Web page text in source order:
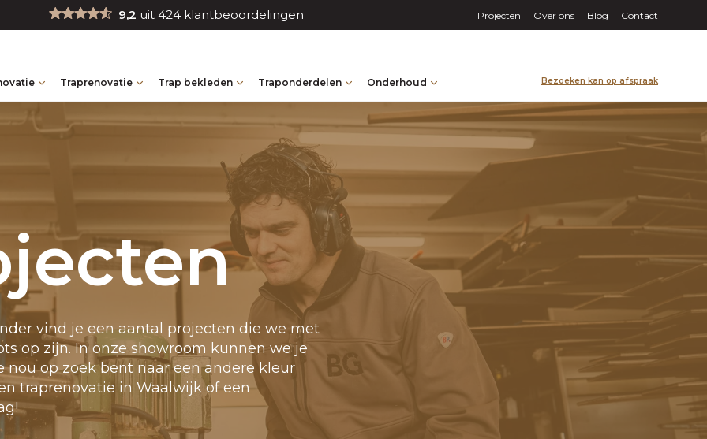
9,2 uit 424 klantbeoordelingen Projecten Over ons Blog Contact
Traprenovatie Trap bekleden Traponderdelen Onderhoud Bezoeken kan op afspraak
vind je een aantal projecten die we met
op zijn. In onze showroom kunnen we je
nou op zoek bent naar een andere kleur
traprenovatie in Waalwijk of een